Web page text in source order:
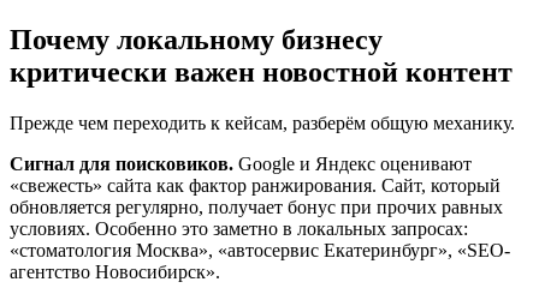
Почему локальному бизнесу
критически важен новостной контент
Прежде чем переходить к кейсам, разберём общую механику.
Сигнал для поисковиков. Google и Яндекс оценивают
«свежесть» сайта как фактор ранжирования. Сайт, который
обновляется регулярно, получает бонус при прочих равных
условиях. Особенно это заметно в локальных запросах:
«стоматология Москва», «автосервис Екатеринбург», «SEO-
агентство Новосибирск».